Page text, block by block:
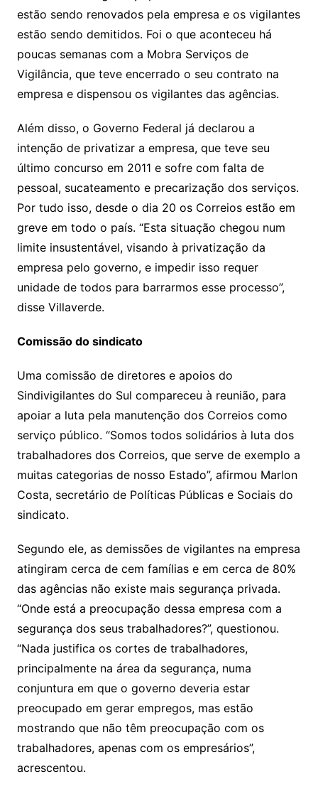
estão sendo renovados pela empresa e os vigilantes
estão sendo demitidos. Foi o que aconteceu há
poucas semanas com a Mobra Serviços de
Vigilância, que teve encerrado o seu contrato na
empresa e dispensou os vigilantes das agências.
Além disso, o Governo Federal já declarou a
intenção de privatizar a empresa, que teve seu
último concurso em 2011 e sofre com falta de
pessoal, sucateamento e precarização dos serviços.
Por tudo isso, desde o dia 20 os Correios estão em
greve em todo o país. “Esta situação chegou num
limite insustentável, visando à privatização da
empresa pelo governo, e impedir isso requer
unidade de todos para barrarmos esse processo”,
disse Villaverde.
Comissão do sindicato
Uma comissão de diretores e apoios do
Sindivigilantes do Sul compareceu à reunião, para
apoiar a luta pela manutenção dos Correios como
serviço público. “Somos todos solidários à luta dos
trabalhadores dos Correios, que serve de exemplo a
muitas categorias de nosso Estado”, afirmou Marlon
Costa, secretário de Políticas Públicas e Sociais do
sindicato.
Segundo ele, as demissões de vigilantes na empresa
atingiram cerca de cem famílias e em cerca de 80%
das agências não existe mais segurança privada.
“Onde está a preocupação dessa empresa com a
segurança dos seus trabalhadores?”, questionou.
“Nada justifica os cortes de trabalhadores,
principalmente na área da segurança, numa
conjuntura em que o governo deveria estar
preocupado em gerar empregos, mas estão
mostrando que não têm preocupação com os
trabalhadores, apenas com os empresários”,
acrescentou.